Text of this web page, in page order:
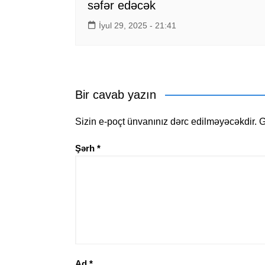
səfər edəcək
İyul 29, 2025 - 21:41
Bir cavab yazın
Sizin e-poçt ünvanınız dərc edilməyəcəkdir.
Şərh *